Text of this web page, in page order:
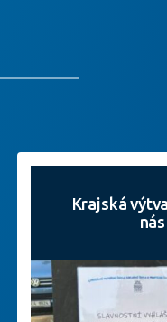
Krajská